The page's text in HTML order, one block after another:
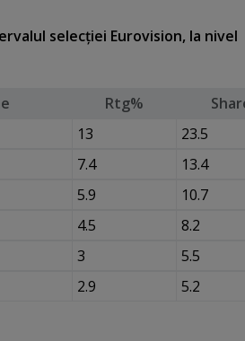
selecţiei Eurovision, la nivel
Rtg%
13
23.5
7.4
13.4
5.9
10.7
4.5
8.2
3
5.5
2.9 5.2